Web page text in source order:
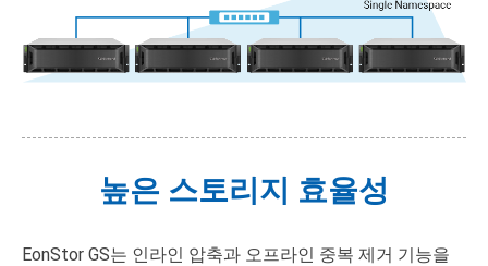
높은 스토리지 효율성
EonStor GS는 인라인 압축과 오프라인 중복 제거 기능을